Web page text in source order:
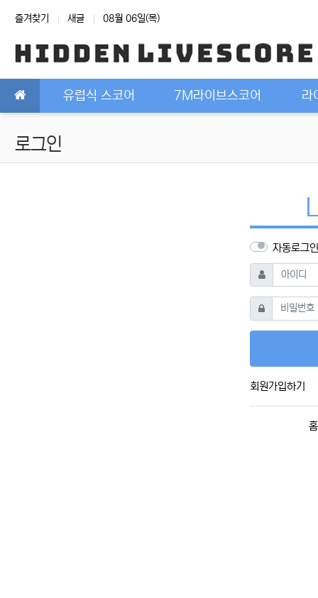
상단 네비
즐겨찾기 새글 08월 06일(목)
메인 메뉴유럽식 스코어 7M라이브스코어 라
로그인
자동로그인
아이디
필수
비밀번호필수
회원가입하기